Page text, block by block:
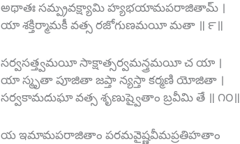
అథాతః సమ్ప్రవక్ష్యామి హ్యభయామపరాజితామ్ ।
యా శక్తిర్మామకీ వత్స రజోగుణమయీ మతా ॥ ౯॥
సర్వసత్త్వమయీ సాక్షాత్సర్వమన్త్రమయీ చ యా ।
యా స్మృతా పూజితా జప్తా న్యస్తా కర్మణి యోజితా ।
సర్వకామదుఘా వత్స శృణుష్వైతాం బ్రవీమి తే ॥ ౧౦॥
య ఇమామపరాజితాం పరమవైష్ణవీమప్రతిహతాం